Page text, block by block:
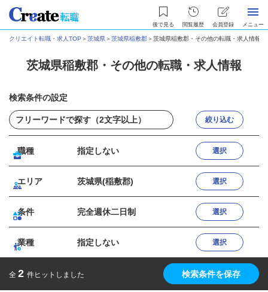
後で見る 閲覧履歴 会員登録 メニュー
クリエイト転職・求人TOP ＞茨城県＞茨城県稲敷郡＞茨城県稲敷郡・その他の転職・求人情報
茨城県稲敷郡・その他の転職・求人情報
検索条件の設定
絞り込む
職種 指定しない 選択
エリア 茨城県(稲敷郡) 選択
条件 完全週休二日制 選択
業種 指定しない 選択
全 2 件ヒットしました 検索条件を保存